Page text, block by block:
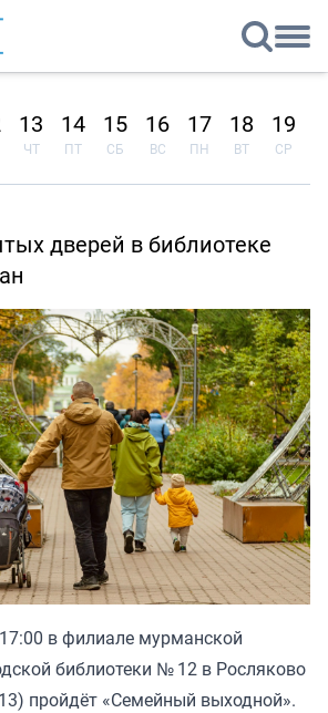
13
ЧТ
14
ПТ
15
СБ
16
ВС
17
ПН
18
ВТ
19
СР
дверей в библиотеке
в филиале мурманской
библиотеки № 12 в Росляково
пройдёт «Семейный выходной».